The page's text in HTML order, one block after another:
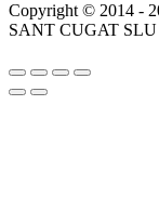
Copyright © 2014 -
SANT CUGAT SLU